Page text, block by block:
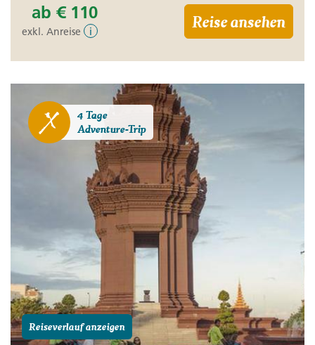
ab € 110
exkl. Anreise i Reise ansehen
4 Tage
Adventure-Trip
Reiseverlauf anzeigen